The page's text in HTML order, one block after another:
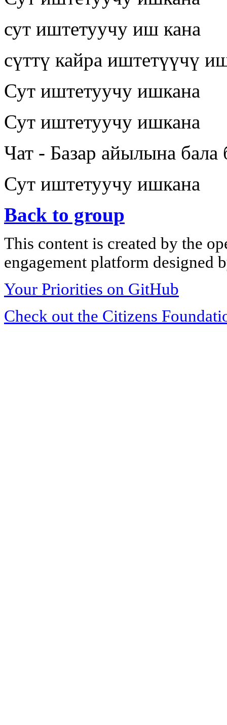
сут иштетуучу иш кана
сүттү кайра иштетүүчү
Сут иштетуучу ишкана
Сут иштетуучу ишкана
Чат - Базар айылына бала
Сут иштетуучу ишкана
Back to group
This content is created by the
engagement platform designed
Your Priorities on GitHub
Check out the Citizens